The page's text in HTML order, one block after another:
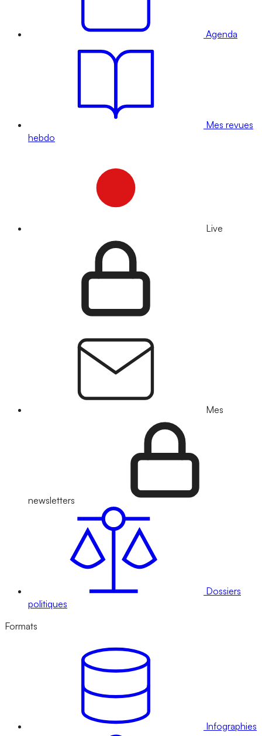
Agenda
Mes revues
hebdo
Live
Mes
newsletters
Dossiers
politiques
Formats
Infographies